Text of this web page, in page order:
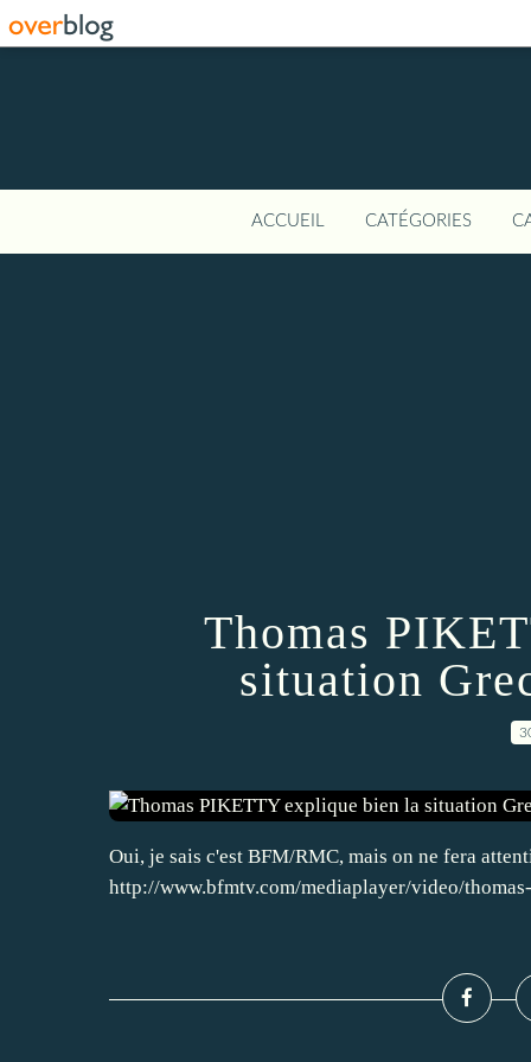
ACCUEIL CATÉGORIES
Thomas
situation
Oui, je sais c'est BFM/RMC, mais on ne fera
http://www.bfmtv.com/mediaplayer/video/